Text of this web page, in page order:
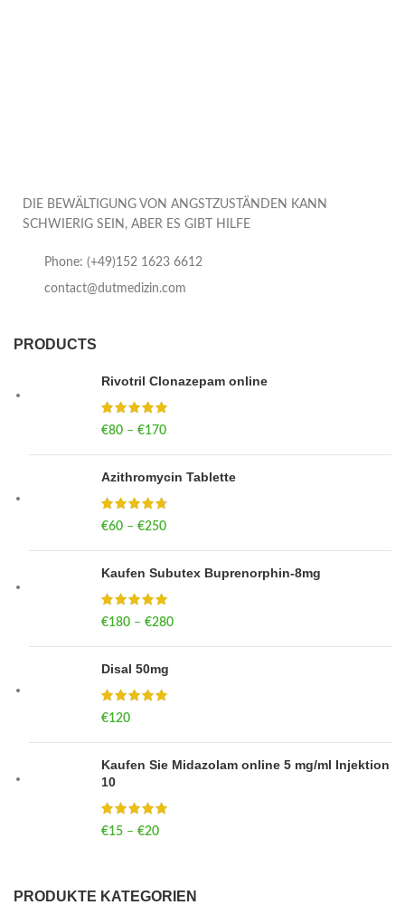
DIE BEWÄLTIGUNG VON ANGSTZUSTÄNDEN KANN
SCHWIERIG SEIN, ABER ES GIBT HILFE
Phone: (+49)152 1623 6612
contact@dutmedizin.com
PRODUCTS
Rivotril Clonazepam online
€80 – €170
Azithromycin Tablette
€60 – €250
Kaufen Subutex Buprenorphin-8mg
€180 – €280
Disal 50mg
€120
Kaufen Sie Midazolam online 5 mg/ml Injektion
10
€15 – €20
PRODUKTE KATEGORIEN